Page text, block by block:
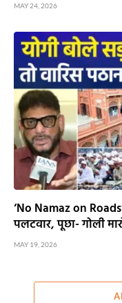
MAY 24, 2026
‘No Namaz on
पलटवार, पूछा- गोली
MAY 19, 2026